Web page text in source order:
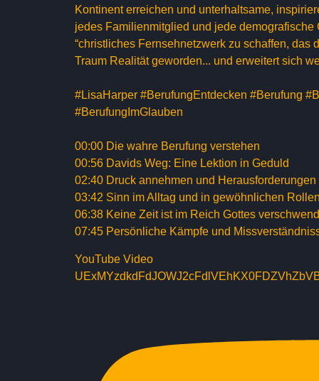
Kontinent erreichen und unterhaltsame,
jedes Familienmitglied und jede
“christliches Fernsehnetzwerk zu schaffen, das
Traum Realität geworden... und erweitert sich
#LisaHarper #BerufungEntdecken #Berufung
#BerufungImGlauben
00:00 Die wahre Berufung verstehen
00:56 Davids Weg: Eine Lektion in Geduld
02:40 Druck annehmen und
03:42 Sinn im Alltag und in gewöhnlichen
06:38 Keine Zeit ist im Reich Gottes
07:45 Persönliche Kämpfe und
YouTube Video